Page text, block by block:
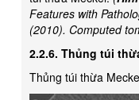
Features with
(2010). Computed
2.2.6. Thủng túi
Thủng túi thừa